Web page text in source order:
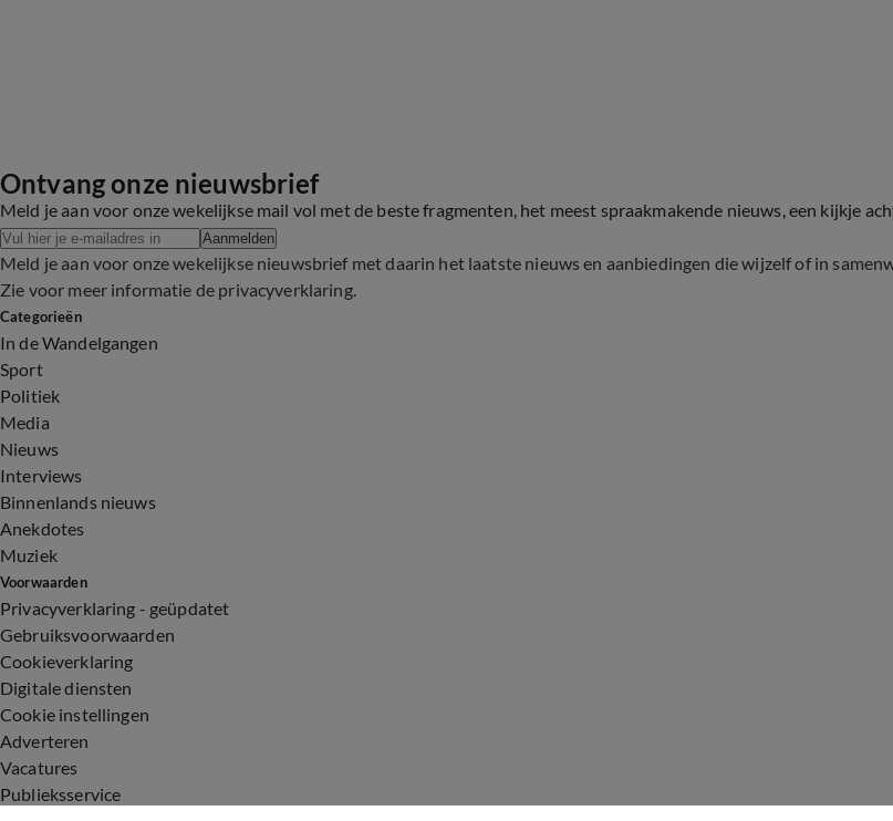
Ontvang onze nieuwsbrief
Meld je aan voor onze wekelijkse mail vol met de beste fragmenten, het meest spraakmakende nieuws, een kijkje
Aanmelden
Meld je aan voor onze wekelijkse nieuwsbrief met daarin het laatste nieuws en aanbiedingen die wijzelf of in
Zie voor meer informatie de privacyverklaring.
Categorieën
In de Wandelgangen
Sport
Politiek
Media
Nieuws
Interviews
Binnenlands nieuws
Anekdotes
Muziek
Voorwaarden
Privacyverklaring - geüpdatet
Gebruiksvoorwaarden
Cookieverklaring
Digitale diensten
Cookie instellingen
Adverteren
Vacatures
Publieksservice